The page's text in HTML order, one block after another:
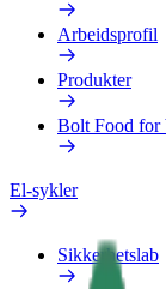
Arbeidsprofil
Produkter
Bolt Food for
El-sykler
Sikkerhetslab